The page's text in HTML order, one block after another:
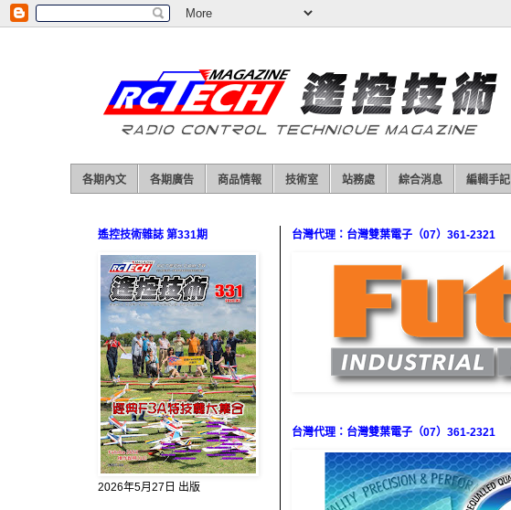
各期內文 各期廣告 商品情報 技術室 站務處 綜合消息 編輯手記
台灣代理：台灣雙葉電子（07）361-2321
台灣代理：台灣雙葉電子（07）361-2321
遙控技術雜誌 第331期
2026年5月27日 出版